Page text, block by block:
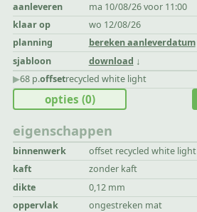
aanleveren
ma 10/08/26 voor 11:00
klaar op
wo 12/08/26
planning
bereken aanleverdatum
sjabloon
download
▶︎68 p.offsetrecycled white light
eigenschappen
binnenwerk offset recycled white light
kaft
zonder kaft
dikte
0,12 mm
oppervlak
ongestreken mat
opties (0)